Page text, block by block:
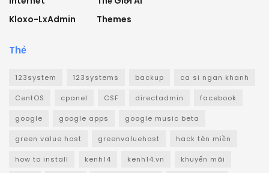
Kloxo-LxAdmin
Themes
Thẻ
123system 123systems backup ca si ngan khanh
CentOS cpanel CSF directadmin facebook
google google apps google music beta
green value host greenvaluehost hack tên miền
how to install kenh14 kenh14.vn khuyến mãi